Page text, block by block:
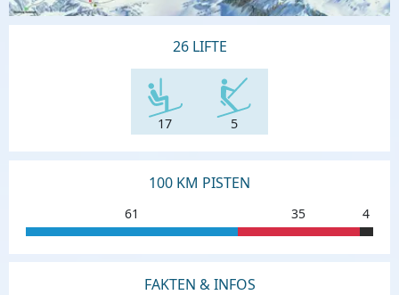
26 LIFTE
17 5
100 KM PISTEN
61 35 4
FAKTEN & INFOS